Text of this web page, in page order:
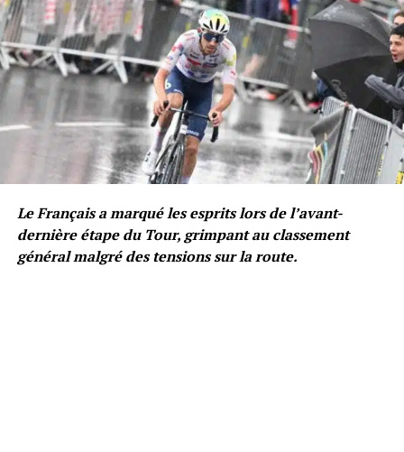
Le Français a marqué les esprits lors de l’avant-
dernière étape du Tour, grimpant au classement
général malgré des tensions sur la route.